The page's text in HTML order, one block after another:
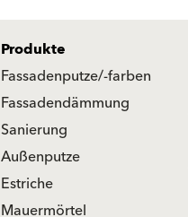
Produkte
Fassadenputze/-farben
Fassadendämmung
Sanierung
Außenputze
Estriche
Mauermörtel